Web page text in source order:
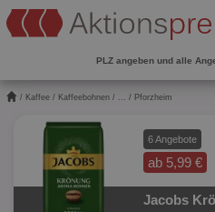
PLZ angeben und alle
/ Kaffee / Kaffeebohnen / ... / Pforzheim
6 Angebote
ab 5,99 €
Jacobs